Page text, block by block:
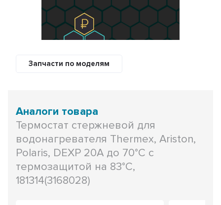
Запчасти по моделям
Аналоги товара
Термостат стержневой для
водонагревателя Thermex, Ariston,
Polaris, DEXP 20A до 70°С с
термозащитой на 83°С,
181314(3168028)